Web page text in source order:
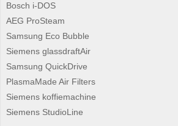
Bosch i-DOS
AEG ProSteam
Samsung Eco Bubble
Siemens glassdraftAir
Samsung QuickDrive
PlasmaMade Air Filters
Siemens koffiemachine
Siemens StudioLine